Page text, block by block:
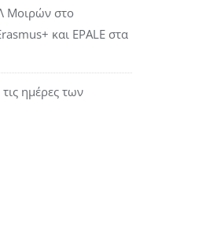
Μοιρών στο
και EPALE στα
ημέρες των